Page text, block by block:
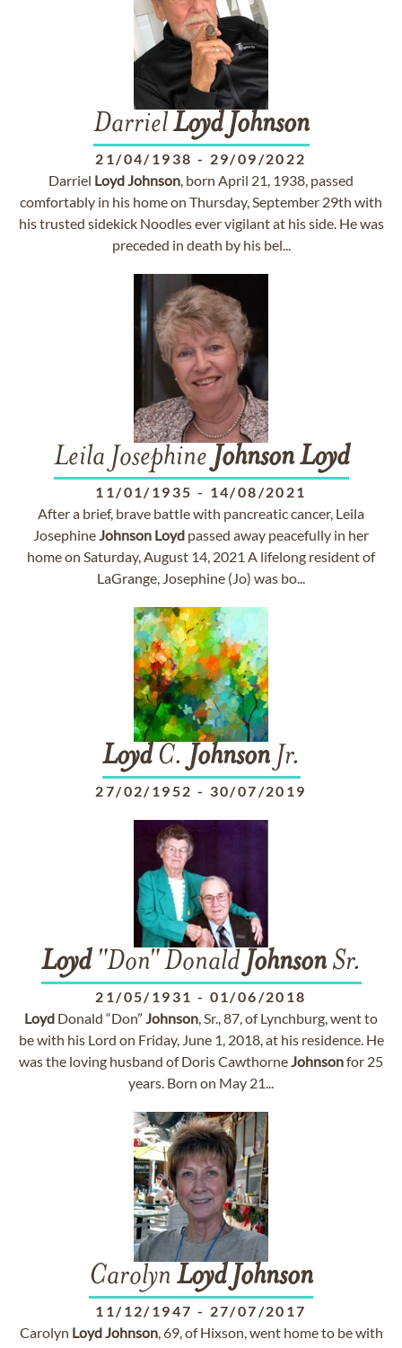
DarrielLoyd Johnson
21/04/1938 - 29/09/2022
Darriel LoydJohnson, born April 21, 1938, passed
comfortably in his home on Thursday, September 29th with
his trusted sidekick Noodles ever vigilant at his side. He was
preceded in death by his bel...
Leila Josephine Johnson Loyd
11/01/1935 - 14/08/2021
After a brief, brave battle with pancreatic cancer, Leila
JosephineJohnson Loyd passed away peacefully in her
home on Saturday, August 14, 2021 A lifelong resident of
LaGrange, Josephine (Jo) was bo...
LoydC. JohnsonJr.
27/02/1952 - 30/07/2019
Loyd"Don" Donald JohnsonSr.
21/05/1931 - 01/06/2018
Loyd Donald “Don” Johnson, Sr., 87, of Lynchburg, went to
be with his Lord on Friday, June 1, 2018, at his residence. He
was the loving husband of Doris CawthorneJohnsonfor 25
years. Born on May 21...
Carolyn Loyd Johnson
11/12/1947 - 27/07/2017
Carolyn LoydJohnson, 69, of Hixson, went home to be with